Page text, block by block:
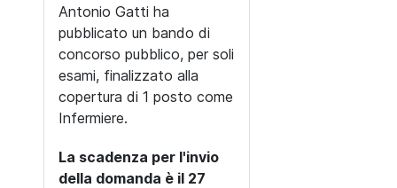
Antonio Gatti ha
pubblicato un bando di
concorso pubblico, per soli
esami, finalizzato alla
copertura di 1 posto come
Infermiere.
La scadenza per l'invio
della domanda è il 27